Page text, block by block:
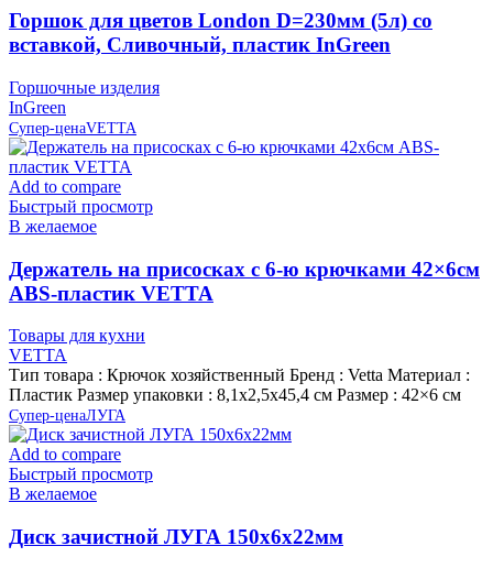
Горшок для цветов London D=230мм (5л) со
вставкой, Сливочный, пластик InGreen
Горшочные изделия
InGreen
Супер-ценаVETTA
Add to compare
Быстрый просмотр
В желаемое
Держатель на присосках с 6-ю крючками 42×6см
ABS-пластик VETTA
Товары для кухни
VETTA
Тип товара : Крючок хозяйственный Бренд : Vetta Материал :
Пластик Размер упаковки : 8,1х2,5х45,4 см Размер : 42×6 см
Супер-ценаЛУГА
Add to compare
Быстрый просмотр
В желаемое
Диск зачистной ЛУГА 150х6х22мм